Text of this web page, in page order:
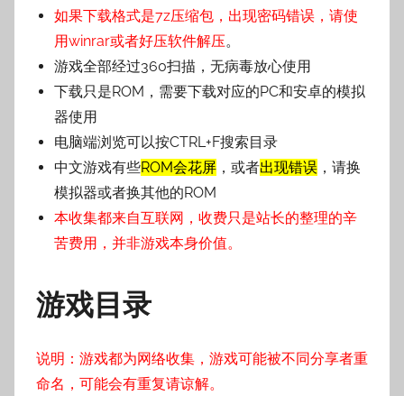
如果下载格式是7z压缩包，出现密码错误，请使
用winrar或者好压软件解压。
游戏全部经过360扫描，无病毒放心使用
下载只是ROM，需要下载对应的PC和安卓的模拟
器使用
电脑端浏览可以按CTRL+F搜索目录
中文游戏有些ROM会花屏 ，或者出现错误 ，请换
模拟器或者换其他的ROM
本收集都来自互联网，收费只是站长的整理的辛
苦费用，并非游戏本身价值。
游戏目录
说明：游戏都为网络收集，游戏可能被不同分享者重
命名，可能会有重复请谅解。